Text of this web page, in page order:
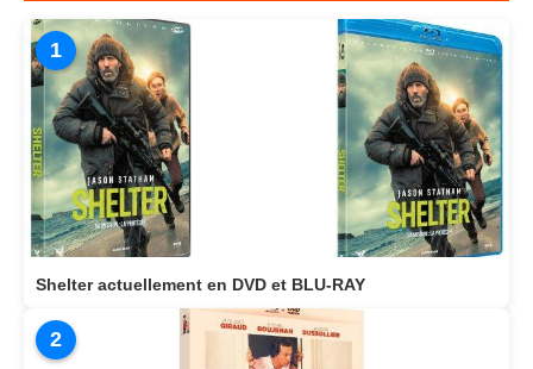
1
Shelter actuellement en DVD et BLU-RAY
2